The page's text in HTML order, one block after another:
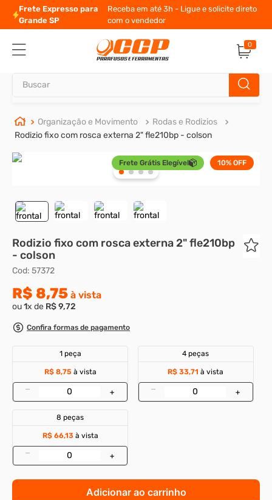
Frete Expresso para
Grande SP
Receba em até 3h - Ligue e solicite direto
com o vendedor
0
Organização e Movimento
Rodas e Rodizios
Rodizio fixo com rosca externa 2" fle210bp - colson
Frete Grátis Elegível 10% OFF
Rodizio fixo com rosca externa 2" fle210bp
- colson
Cod: 57372
R$ 8,75 à vista
ou1x de R$9,72
Confira formas de pagamento
1 peça
R$ 8,75 à vista
– +
4 peças
R$ 33,71 à vista
– +
8 peças
R$ 66,13à vista
– +
Adicionar ao carrinho
TERMOS MAIS BUSCADOS
4
presto
6º
rodizio
7º
parafuso madeira
8º
m3
9º
rebite rosca
10º parafuso m4